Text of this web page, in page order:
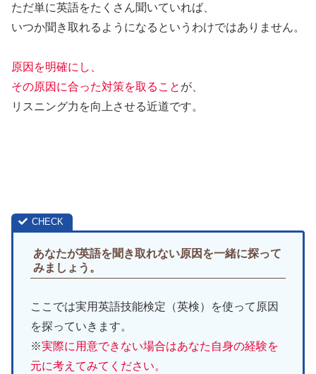
ただ単に英語をたくさん聞いていれば、
いつか聞き取れるようになるというわけではありません。
原因を明確にし、
その原因に合った対策を取ること が、
リスニング力を向上させる近道です。
あなたが英語を聞き取れない原因を一緒に探って
みましょう。
ここでは実用英語技能検定（英検）を使って原因
を探っていきます。
※実際に用意できない場合はあなた自身の経験を
元に考えてみてください。